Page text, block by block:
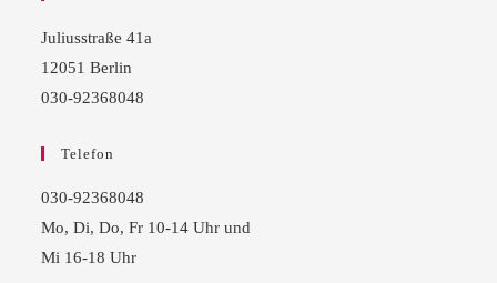
Juliusstraße 41a
12051 Berlin
030-92368048
Telefon
030-92368048
Mo, Di, Do, Fr 10-14 Uhr und
Mi 16-18 Uhr